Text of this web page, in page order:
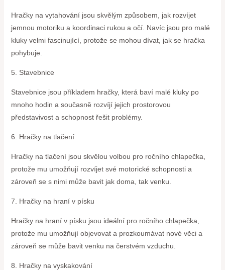
Hračky na vytahování jsou skvělým způsobem, jak rozvíjet
jemnou motoriku a koordinaci rukou a očí. Navíc jsou pro malé
kluky velmi fascinující, protože se mohou dívat, jak se hračka
pohybuje.
5. Stavebnice
Stavebnice jsou příkladem hračky, která baví malé kluky po
mnoho hodin a současně rozvíjí jejich prostorovou
představivost a schopnost řešit problémy.
6. Hračky na tlačení
Hračky na tlačení jsou skvělou volbou pro ročního chlapečka,
protože mu umožňují rozvíjet své motorické schopnosti a
zároveň se s nimi může bavit jak doma, tak venku.
7. Hračky na hraní v písku
Hračky na hraní v písku jsou ideální pro ročního chlapečka,
protože mu umožňují objevovat a prozkoumávat nové věci a
zároveň se může bavit venku na čerstvém vzduchu.
8. Hračky na vyskakování